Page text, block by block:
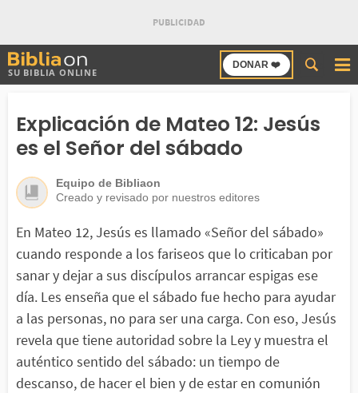
SU BIBLIA ONLINE
DONAR ❤️
Buscar
en
Explicación de Mateo 12: Jesús
es el Señor del sábado
Equipo de Bibliaon
Creado y revisado por nuestros editores
En Mateo 12, Jesús es llamado «Señor del sábado»
cuando responde a los fariseos que lo criticaban por
sanar y dejar a sus discípulos arrancar espigas ese
día. Les enseña que el sábado fue hecho para ayudar
a las personas, no para ser una carga. Con eso, Jesús
revela que tiene autoridad sobre la Ley y muestra el
auténtico sentido del sábado: un tiempo de
descanso, de hacer el bien y de estar en comunión